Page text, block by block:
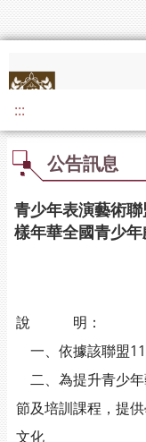
:::
公告訊息
青少年表演藝術
樣年華全國青少
說 明：
一、依據該聯盟
二、為提升青少
節及培訓課程，提
文化